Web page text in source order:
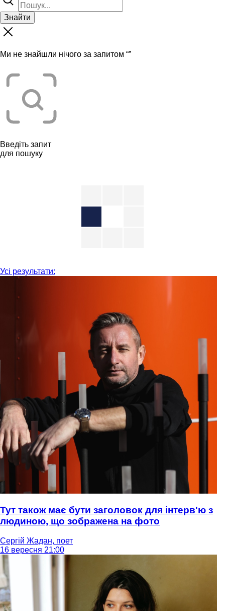
Знайти
Ми не знайшли нічого за запитом “”
Введіть запит
для пошуку
Усі результати:
Тут також має бути заголовок для інтерв'ю з
людиною, що зображена на фото
Сергій Жадан, поет
16 вересня 21:00